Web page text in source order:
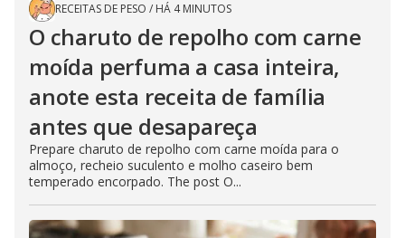
RECEITAS DE PESO / HÁ 4 MINUTOS
O charuto de repolho com carne
moída perfuma a casa inteira,
anote esta receita de família
antes que desapareça
Prepare charuto de repolho com carne moída para o
almoço, recheio suculento e molho caseiro bem
temperado encorpado. The post O...